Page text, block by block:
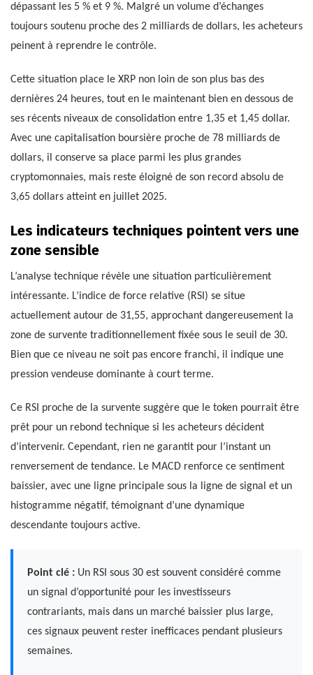
dépassant les 5 % et 9 %. Malgré un volume d’échanges
toujours soutenu proche des 2 milliards de dollars, les acheteurs
peinent à reprendre le contrôle.
Cette situation place le XRP non loin de son plus bas des
dernières 24 heures, tout en le maintenant bien en dessous de
ses récents niveaux de consolidation entre 1,35 et 1,45 dollar.
Avec une capitalisation boursière proche de 78 milliards de
dollars, il conserve sa place parmi les plus grandes
cryptomonnaies, mais reste éloigné de son record absolu de
3,65 dollars atteint en juillet 2025.
Les indicateurs techniques pointent vers une
zone sensible
L’analyse technique révèle une situation particulièrement
intéressante. L’indice de force relative (RSI) se situe
actuellement autour de 31,55, approchant dangereusement la
zone de survente traditionnellement fixée sous le seuil de 30.
Bien que ce niveau ne soit pas encore franchi, il indique une
pression vendeuse dominante à court terme.
Ce RSI proche de la survente suggère que le token pourrait être
prêt pour un rebond technique si les acheteurs décident
d’intervenir. Cependant, rien ne garantit pour l’instant un
renversement de tendance. Le MACD renforce ce sentiment
baissier, avec une ligne principale sous la ligne de signal et un
histogramme négatif, témoignant d’une dynamique
descendante toujours active.
Point clé : Un RSI sous 30 est souvent considéré comme
un signal d’opportunité pour les investisseurs
contrariants, mais dans un marché baissier plus large,
ces signaux peuvent rester inefficaces pendant plusieurs
semaines.